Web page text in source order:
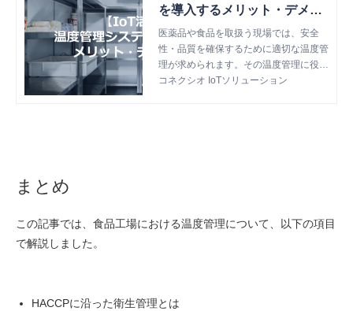
を導入するメリット・デメリ
ット
医薬品や食品を取扱う現場では、安全
性・品質を確保するために適切な温度管
理が求められます。その温度管理に役立
つ取組みの一つに、IoTを活用した温度
コネクシオ IoTソリューション
まとめ
この記事では、食品工場における温度管理について、以下の項目
で解説しました。
HACCPに沿った衛生管理とは